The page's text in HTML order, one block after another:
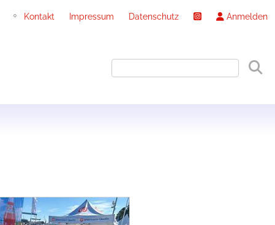
0 Kontakt Impressum Datenschutz Anmelden